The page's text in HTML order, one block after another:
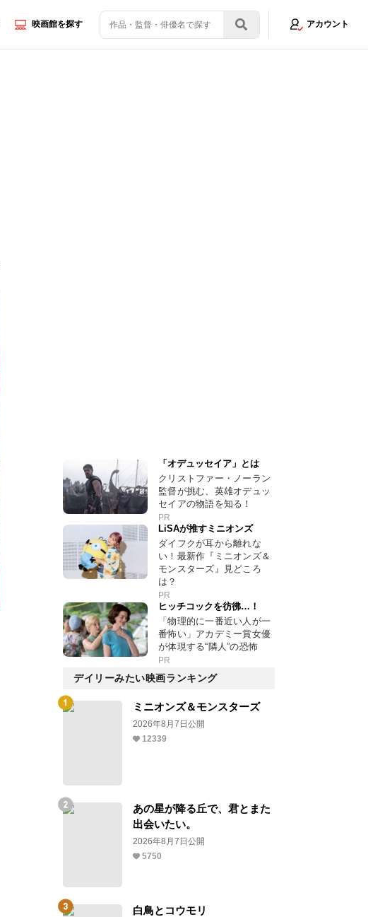
映画館を探す アカウント
「オデュッセイア」とは
クリストファー・ノーラン
監督が挑む、英雄オデュッ
セイアの物語を知る！
PR
LiSAが推すミニオンズ
ダイフクが耳から離れな
い！最新作『ミニオンズ＆
モンスターズ』見どころ
は？
PR
ヒッチコックを彷彿…！
「物理的に一番近い人が一
番怖い」アカデミー賞女優
が体現する“隣人”の恐怖
PR
デイリーみたい映画ランキング
ミニオンズ＆モンスターズ
2026年8月7日公開
12339
あの星が降る丘で、君とまた
出会いたい。
2026年8月7日公開
5750
白鳥とコウモリ